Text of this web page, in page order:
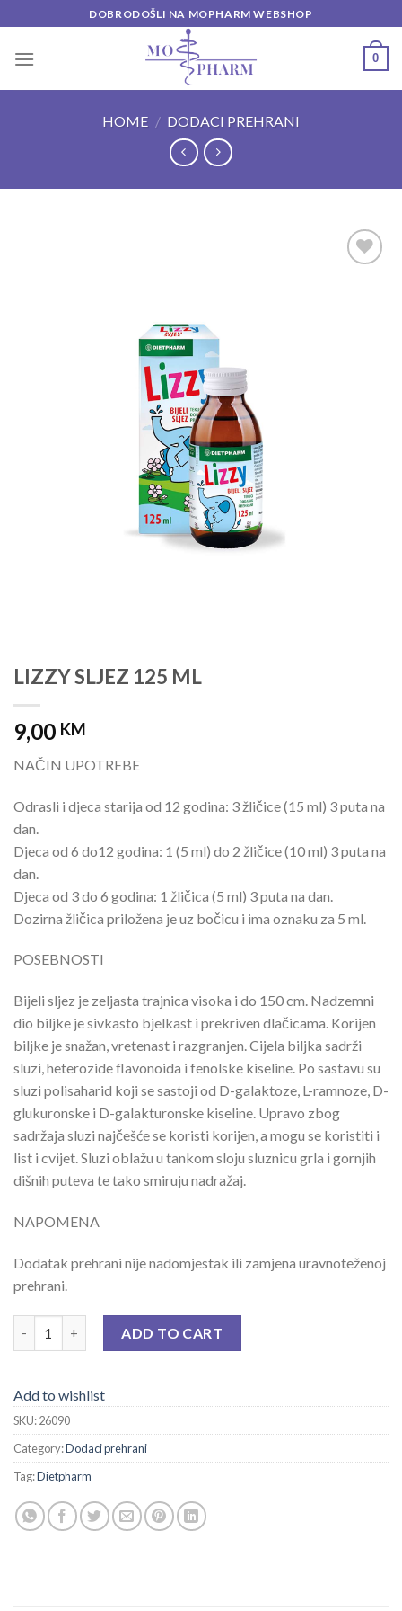
to
content
DOBRODOŠLI NA MOPHARM WEBSHOP
0
HOME / DODACI PREHRANI
LIZZY SLJEZ 125 ML
9,00 KM
NAČIN UPOTREBE
Odrasli i djeca starija od 12 godina: 3 žličice (15 ml) 3 puta na
dan.
Djeca od 6 do12 godina: 1 (5 ml) do 2 žličice (10 ml) 3 puta na
dan.
Djeca od 3 do 6 godina: 1 žličica (5 ml) 3 puta na dan.
Dozirna žličica priložena je uz bočicu i ima oznaku za 5 ml.
POSEBNOSTI
Bijeli sljez je zeljasta trajnica visoka i do 150 cm. Nadzemni
dio biljke je sivkasto bjelkast i prekriven dlačicama. Korijen
biljke je snažan, vretenast i razgranjen. Cijela biljka sadrži
sluzi, heterozide flavonoida i fenolske kiseline. Po sastavu su
sluzi polisaharid koji se sastoji od D-galaktoze, L-ramnoze, D-
glukuronske i D-galakturonske kiseline. Upravo zbog
sadržaja sluzi najčešće se koristi korijen, a mogu se koristiti i
list i cvijet. Sluzi oblažu u tankom sloju sluznicu grla i gornjih
dišnih puteva te tako smiruju nadražaj.
NAPOMENA
Dodatak prehrani nije nadomjestak ili zamjena uravnoteženoj
prehrani.
ADD TO CART
Add to wishlist
SKU:26090
Category:Dodaci prehrani
Tag:Dietpharm